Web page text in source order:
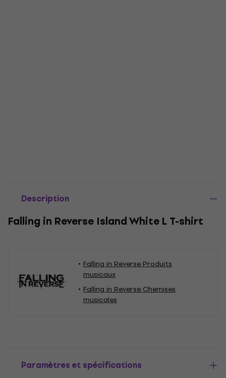
Description
Falling in Reverse Island White L T-shirt
Falling in Reverse Produits
musicaux
Falling in Reverse Chemises
musicales
Paramètres et spécifications